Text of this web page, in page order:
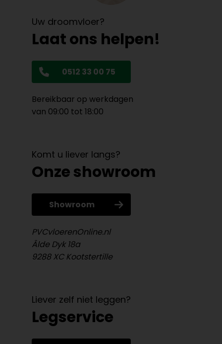
Uw droomvloer?
Laat ons helpen!
0512 33 00 75
Bereikbaar op werkdagen
van 09:00 tot 18:00
Komt u liever langs?
Onze showroom
Showroom
PVCvloerenOnline.nl
Âlde Dyk 18a
9288 XC Kootstertille
Liever zelf niet leggen?
Legservice